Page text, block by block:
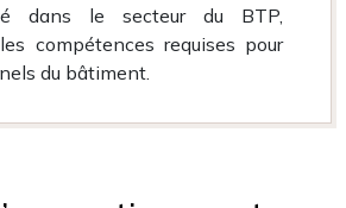
dans le secteur du BTP,
compétences requises pour
du bâtiment.